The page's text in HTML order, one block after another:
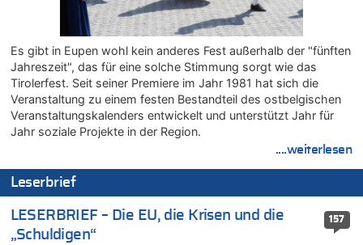
06.08.2026 - 12:13 von Dax zu
Zweite Hitzewelle in diesem Sommer ist jetzt amtlich
06.08.2026 - 12:13 von Heinz F. zu
Mehrere Menschen in Londons City niedergestochen
06.08.2026 - 12:13 von Hugo Egon Bernhard von Sinnen zu
Zweite Hitzewelle in diesem Sommer ist jetzt amtlich
06.08.2026 - 12:08 von Medium zu
Frau hörte Stimmen aus Haus des verstorbenen Nachbarn
06.08.2026 - 11:52 von Hubert F. zu
Zweite Hitzewelle in diesem Sommer ist jetzt amtlich
06.08.2026 - 11:46 von Ermitler zu
Zweite Hitzewelle in diesem Sommer ist jetzt amtlich
Es gibt in Eupen wohl kein anderes Fest außerhalb der "fünften
Jahreszeit", das für eine solche Stimmung sorgt wie das
Tirolerfest. Seit seiner Premiere im Jahr 1981 hat sich die
Veranstaltung zu einem festen Bestandteil des ostbelgischen
Veranstaltungskalenders entwickelt und unterstützt Jahr für
Jahr soziale Projekte in der Region.
....weiterlesen
Leserbrief
157
LESERBRIEF – Die EU, die Krisen und die
„Schuldigen“